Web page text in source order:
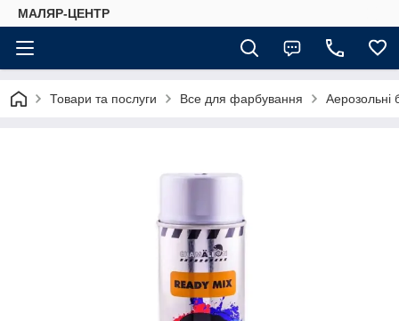
МАЛЯР-ЦЕНТР
Товари та послуги Все для фарбування Аерозольні